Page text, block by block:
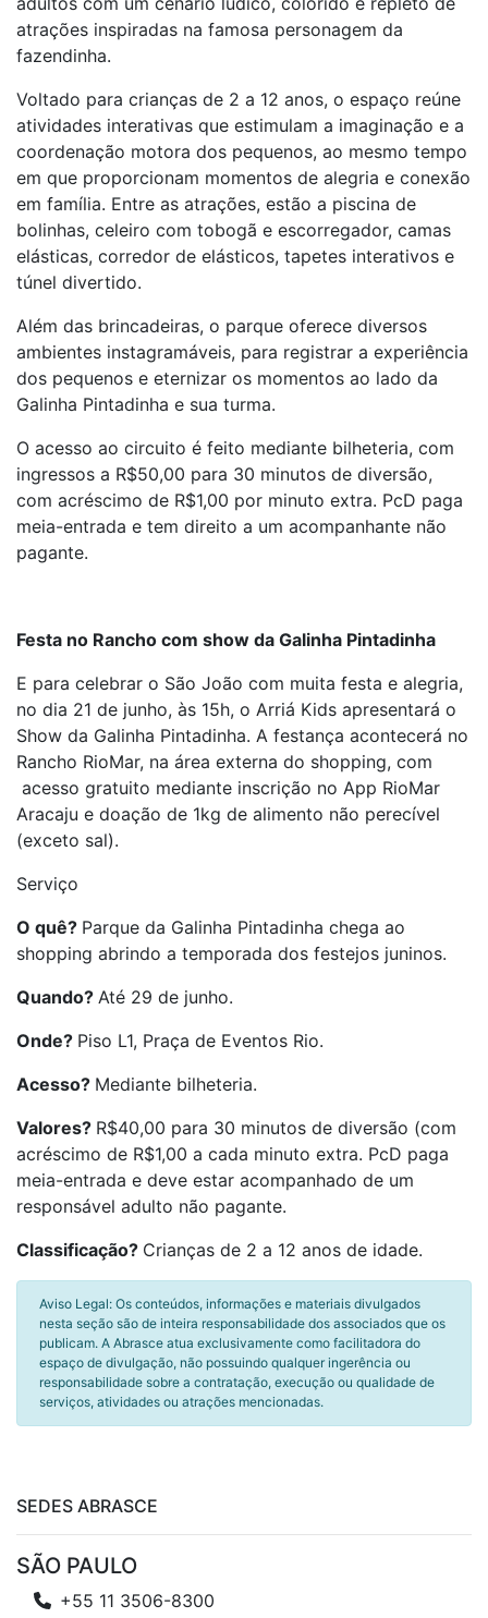
atrações inspiradas na famosa personagem da
fazendinha.
Voltado para crianças de 2 a 12 anos, o espaço reúne
atividades interativas que estimulam a imaginação e a
coordenação motora dos pequenos, ao mesmo tempo
em que proporcionam momentos de alegria e conexão
em família. Entre as atrações, estão a piscina de
bolinhas, celeiro com tobogã e escorregador, camas
elásticas, corredor de elásticos, tapetes interativos e
túnel divertido.
Além das brincadeiras, o parque oferece diversos
ambientes instagramáveis, para registrar a experiência
dos pequenos e eternizar os momentos ao lado da
Galinha Pintadinha e sua turma.
O acesso ao circuito é feito mediante bilheteria, com
ingressos a R$50,00 para 30 minutos de diversão,
com acréscimo de R$1,00 por minuto extra. PcD paga
meia-entrada e tem direito a um acompanhante não
pagante.
Festa no Rancho com show da Galinha Pintadinha
E para celebrar o São João com muita festa e alegria,
no dia 21 de junho, às 15h, o Arriá Kids apresentará o
Show da Galinha Pintadinha. A festança acontecerá no
Rancho RioMar, na área externa do shopping, com
acesso gratuito mediante inscrição no App RioMar
Aracaju e doação de 1kg de alimento não perecível
(exceto sal).
Serviço
O quê? Parque da Galinha Pintadinha chega ao
shopping abrindo a temporada dos festejos juninos.
Quando? Até 29 de junho.
Onde? Piso L1, Praça de Eventos Rio.
Acesso? Mediante bilheteria.
Valores? R$40,00 para 30 minutos de diversão (com
acréscimo de R$1,00 a cada minuto extra. PcD paga
meia-entrada e deve estar acompanhado de um
responsável adulto não pagante.
Classificação? Crianças de 2 a 12 anos de idade.
Aviso Legal: Os conteúdos, informações e materiais divulgados
nesta seção são de inteira responsabilidade dos associados que os
publicam. A Abrasce atua exclusivamente como facilitadora do
espaço de divulgação, não possuindo qualquer ingerência ou
responsabilidade sobre a contratação, execução ou qualidade de
serviços, atividades ou atrações mencionadas.
SEDES ABRASCE
SÃO PAULO
+55 11 3506-8300